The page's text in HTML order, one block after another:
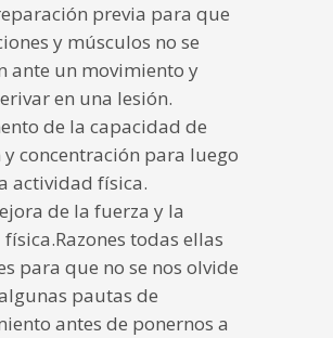
previa para que
y músculos no se
ante un movimiento y
en una lesión.
de la capacidad de
concentración para luego
actividad física.
de la fuerza y la
todas ellas
para que no se nos olvide
pautas de
antes de ponernos a